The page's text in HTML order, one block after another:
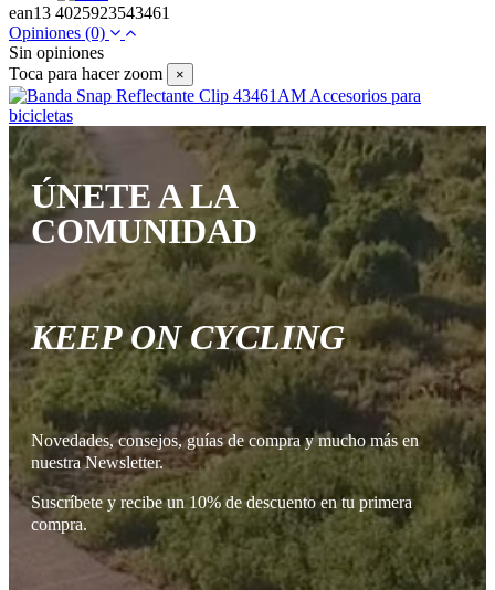
ean13 4025923543461
Opiniones (0)
Sin opiniones
Toca para hacer zoom
×
ÚNETE A LA
COMUNIDAD
KEEP ON CYCLING
Novedades, consejos, guías de compra y mucho más en
nuestra Newsletter.
Suscríbete y recibe un 10% de descuento en tu primera
compra.